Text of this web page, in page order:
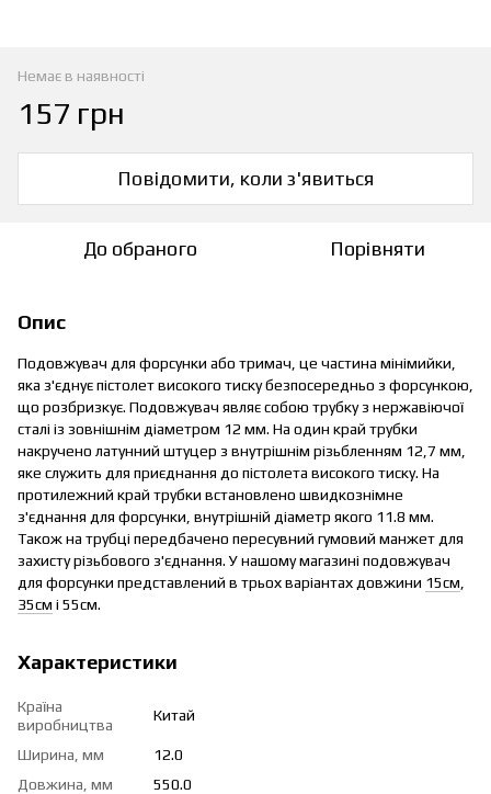
Немає в наявності
157 грн
Повідомити, коли з'явиться
До обраного Порівняти
Опис
Подовжувач для форсунки або тримач, це частина мінімийки,
яка з'єднує пістолет високого тиску безпосередньо з форсункою,
що розбризкує. Подовжувач являє собою трубку з нержавіючої
сталі із зовнішнім діаметром 12 мм. На один край трубки
накручено латунний штуцер з внутрішнім різьбленням 12,7 мм,
яке служить для приєднання до пістолета високого тиску. На
протилежний край трубки встановлено швидкознімне
з'єднання для форсунки, внутрішній діаметр якого 11.8 мм.
Також на трубці передбачено пересувний гумовий манжет для
захисту різьбового з'єднання. У нашому магазині подовжувач
для форсунки представлений в трьох варіантах довжини 15см
35см і 55см.
Характеристики
Країна
виробництва
Китай
Ширина, мм
12.0
Довжина, мм
550.0